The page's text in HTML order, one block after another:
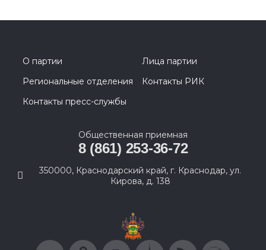
О партии
Лица партии
Региональные отделения
Контакты РИК
Контакты пресс-службы
Общественная приемная
8 (861) 253-36-72
350000, Краснодарский край, г. Краснодар, ул.
Кирова, д. 138